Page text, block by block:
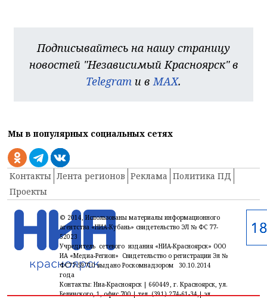
Подписывайтесь на нашу страницу
новостей "Независимый Красноярск" в
Telegram и в MAX.
Мы в популярных социальных сетях
Контакты Лента регионов Реклама Политика ПД
Проекты
© 2014, Использованы материалы информационного
агентства «НИА-Кубань» свидетельство ЭЛ № ФС 77-
52023
Учредитель сетевого издания «НИА-Красноярск» ООО
ИА «Медиа-Регион» Свидетельство о регистрации Эл №
ФС77-59710 выдано Роскомнадзором 30.10.2014
года
Контакты: Ниа-Красноярск | 660449, г. Красноярск, ул.
Белинского, 1, офис 700 | тел. (391) 274-61-34,| эл.